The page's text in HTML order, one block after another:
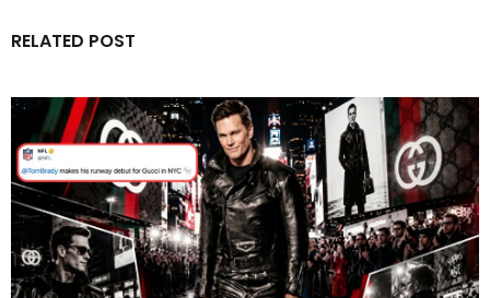
RELATED POST